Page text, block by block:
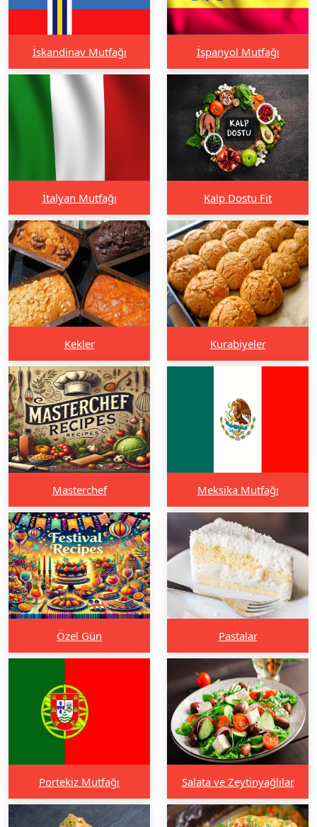
İskandinav Mutfağı İspanyol Mutfağı
İtalyan Mutfağı Kalp Dostu Fit
Kekler Kurabiyeler
Masterchef Meksika Mutfağı
Özel Gün Pastalar
Portekiz Mutfağı Salata ve Zeytinyağlılar